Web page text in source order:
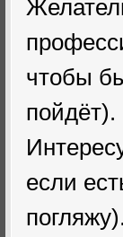
чтобы
пойдёт).
если
погляжу).